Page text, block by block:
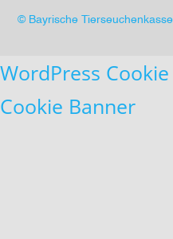
© Bayrische Tierseuchenkasse
WordPress
Cookie Banner